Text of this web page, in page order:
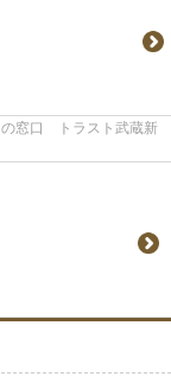
窓口 トラスト武蔵新